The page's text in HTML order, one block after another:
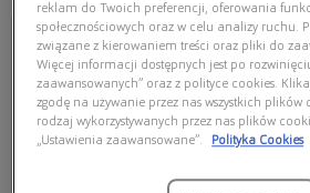
Przymierz
wirtualnie
SFEROFLEX 0SF1154 C652
SFEROFLEX
reklam do Twoich preferencji, oferowania
społecznościowych oraz w celu analizy ruchu.
związane z kierowaniem treści oraz pliki do
Więcej informacji dostępnych jest po
zaawansowanych” oraz z polityce cookies.
zgodę na używanie przez nas wszystkich plików
rodzaj wykorzystywanych przez nas plików
„Ustawienia zaawansowane”.
Polityka Cookies